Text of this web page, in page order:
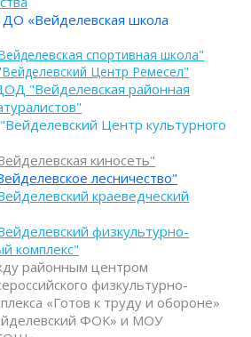
«Вейделевская школа
спортивная школа"
Центр Ремесел"
"Вейделевская районная
Центр культурного
киносеть"
лесничество"
краеведческий
физкультурно-
комплекс"
районным центром
физкультурно-
«Готов к труду и обороне»
ФОК» и МОУ